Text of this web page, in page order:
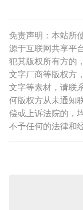
免责声明：本站所
源于互联网共享平
犯其版权所有方的
文字厂商等版权方
文字等素材，请联
何版权方从未通知
偿或上诉法院的，
不予任何的法律和